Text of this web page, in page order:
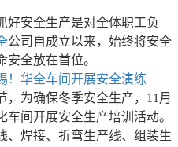
好安全生产是对全体职工负
公司自成立以来，始终将安全
全放在首位。
为确保冬季安全生产，11月
间开展安全生产培训活动。
焊接、折弯生产线、组装生